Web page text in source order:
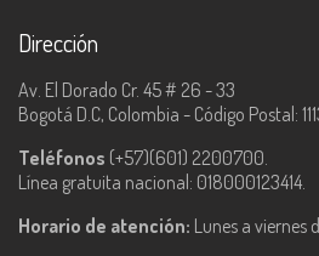
Dirección
Av. El Dorado Cr. 45 # 26 - 33
Bogotá D.C, Colombia - Código Postal:
Teléfonos (+57)(601) 2200700.
Línea gratuita nacional: 018000123414.
Horario de atención: Lunes a viernes